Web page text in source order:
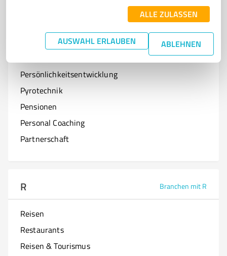
ALLE ZULASSEN
AUSWAHL ERLAUBEN ABLEHNEN
Branchen mit P
Persönlichkeitsentwicklung
Pyrotechnik
Pensionen
Personal Coaching
Partnerschaft
R Branchen mit R
Reisen
Restaurants
Reisen & Tourismus